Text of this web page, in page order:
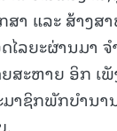
າ ແລະ ສ້າງສ
ໄລຍະຜ່ານມາ
ສະຫາຍ ອິກ ເ
າຊິກພັກບຳນາ
.